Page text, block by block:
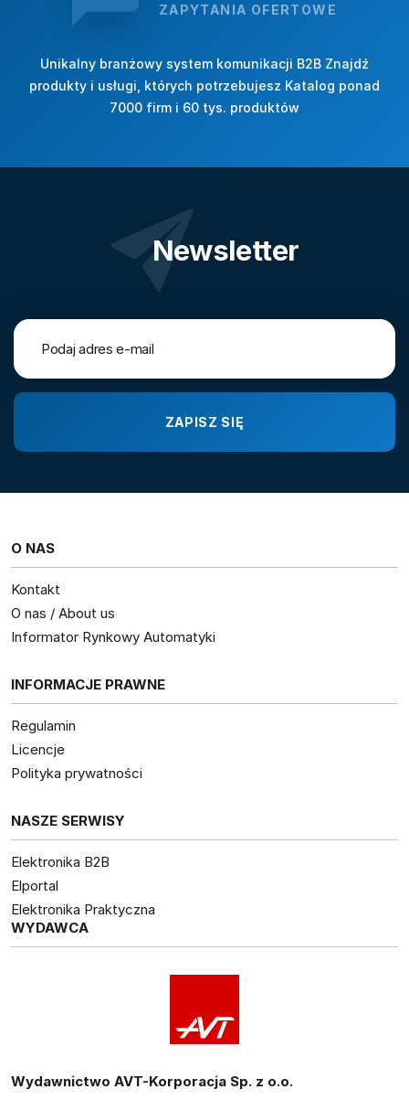
ZAPYTANIA OFERTOWE
Unikalny branżowy system komunikacji B2B Znajdź
produkty i usługi, których potrzebujesz Katalog ponad
7000 firm i 60 tys. produktów
Newsletter
O NAS
Kontakt
O nas / About us
Informator Rynkowy Automatyki
INFORMACJE PRAWNE
Regulamin
Licencje
Polityka prywatności
NASZE SERWISY
Elektronika B2B
Elportal
Elektronika Praktyczna
WYDAWCA
Wydawnictwo AVT-Korporacja Sp. z o.o.